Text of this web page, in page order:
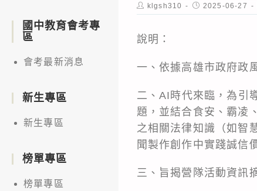
Post
author:
klgsh310
Post
published:
2025-06-27
說明：
一、依據高雄市政府政
二、AI時代來臨，為引
題，並結合食安、霸凌
之相關法律知識（如智
聞製作創作中實踐誠信
三、旨揭營隊活動資訊
國中教育會考專
區
會考最新消息
新生專區
新生專區
榜單專區
榜單專區